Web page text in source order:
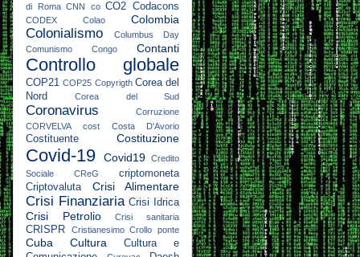
di Roma CNN co CO2 Codacons
CODEX Colao Colombia
Colonialismo
Columbus Day
Comunismo
Congo Contanti
Controllo globale
COP21 COP25 Copyrigth Corea del
Nord
Corea del Sud
Coronavirus
Corruzione
CORVELVA
cost Costa D'Avorio
Costituente Costituzione
Covid-19 Covid19
Credito
Sociale
CReG
criptomoneta
Criptovaluta
Crisi Alimentare
Crisi Finanziaria Crisi Idrica
Crisi Petrolio Crisi sanitaria
CRISPR Cristianesimo Crollo ponte
Cuba Cultura
Cultura e